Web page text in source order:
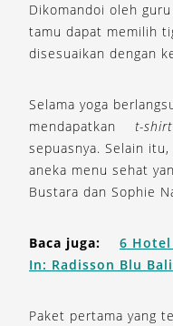
Dikomandoi oleh
tamu dapat memilih
disesuaikan dengan
Selama yoga
mendapatkan
t-shirt
sepuasnya. Selain
aneka menu sehat
Bustara dan Sophie
Baca juga: 6
In: Radisson Blu
Paket pertama yang